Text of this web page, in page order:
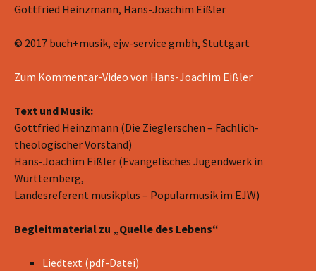
Gottfried Heinzmann, Hans-Joachim Eißler
© 2017 buch+musik, ejw-service gmbh, Stuttgart
Zum Kommentar-Video von Hans-Joachim Eißler
Text und Musik:
Gottfried Heinzmann (Die Zieglerschen – Fachlich-
theologischer Vorstand)
Hans-Joachim Eißler (Evangelisches Jugendwerk in
Württemberg,
Landesreferent musikplus – Popularmusik im EJW)
Begleitmaterial zu „Quelle des Lebens“
Liedtext (pdf-Datei)